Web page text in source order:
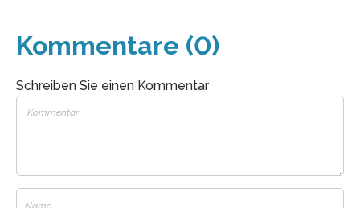
Kommentare (0)
Schreiben Sie einen Kommentar